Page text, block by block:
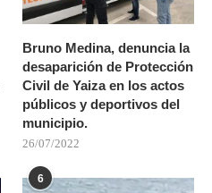
Bruno Medina, denuncia la
desaparición de Protección
Civil de Yaiza en los actos
públicos y deportivos del
municipio.
26/07/2022
6